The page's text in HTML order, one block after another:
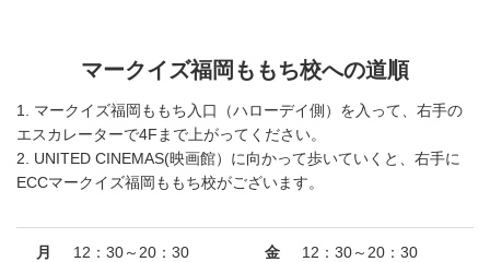
マークイズ福岡ももち校への道順
1. マークイズ福岡ももち入口（ハローデイ側）を入って、右手の
エスカレーターで4Fまで上がってください。
2. UNITED CINEMAS(映画館）に向かって歩いていくと、右手に
ECCマークイズ福岡ももち校がございます。
月 12：30～20：30 金 12：30～20：30